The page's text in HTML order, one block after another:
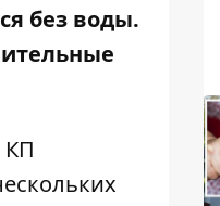
без воды.
КП